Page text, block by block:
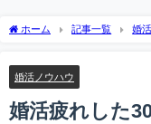
ホーム 記事一覧 婚
婚活ノウハウ
婚活疲れした